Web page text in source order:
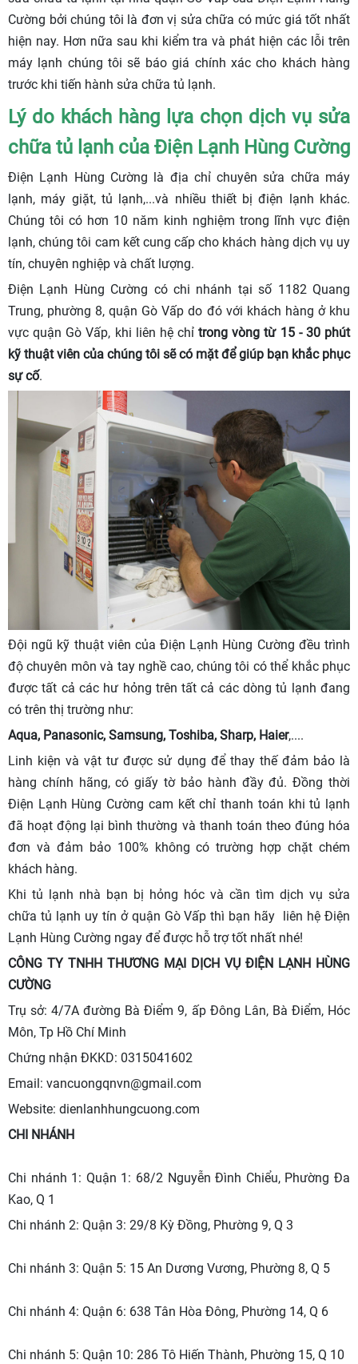
Cường bởi chúng tôi là đơn vị sửa chữa có mức giá tốt nhất
hiện nay. Hơn nữa sau khi kiểm tra và phát hiện các lỗi trên
máy lạnh chúng tôi sẽ báo giá chính xác cho khách hàng
trước khi tiến hành sửa chữa tủ lạnh.
Lý do khách hàng lựa chọn dịch vụ sửa
chữa tủ lạnh của Điện Lạnh Hùng Cường
Điện Lạnh Hùng Cường là địa chỉ chuyên sửa chữa máy
lạnh, máy giặt, tủ lạnh,...và nhiều thiết bị điện lạnh khác.
Chúng tôi có hơn 10 năm kinh nghiệm trong lĩnh vực điện
lạnh, chúng tôi cam kết cung cấp cho khách hàng dịch vụ uy
tín, chuyên nghiệp và chất lượng.
Điện Lạnh Hùng Cường có chi nhánh tại số 1182 Quang
Trung, phường 8, quận Gò Vấp do đó với khách hàng ở khu
vực quận Gò Vấp, khi liên hệ chỉtrong vòng từ 15 - 30 phút
kỹ thuật viên của chúng tôi sẽ có mặt để giúp bạn khắc phục
sự cố.
Đội ngũ kỹ thuật viên của Điện Lạnh Hùng Cường đều trình
độ chuyên môn và tay nghề cao, chúng tôi có thể khắc phục
được tất cả các hư hỏng trên tất cả các dòng tủ lạnh đang
có trên thị trường như:
Aqua, Panasonic, Samsung, Toshiba, Sharp, Haier,....
Linh kiện và vật tư được sử dụng để thay thế đảm bảo là
hàng chính hãng, có giấy tờ bảo hành đầy đủ. Đồng thời
Điện Lạnh Hùng Cường cam kết chỉ thanh toán khi tủ lạnh
đã hoạt động lại bình thường và thanh toán theo đúng hóa
đơn và đảm bảo 100% không có trường hợp chặt chém
khách hàng.
Khi tủ lạnh nhà bạn bị hỏng hóc và cần tìm dịch vụ sửa
chữa tủ lạnh uy tín ở quận Gò Vấp thì bạn hãy liên hệ Điện
Lạnh Hùng Cường ngay để được hỗ trợ tốt nhất nhé!
CÔNG TY TNHH THƯƠNG MẠI DỊCH VỤ ĐIỆN LẠNH HÙNG
CƯỜNG
Trụ sở: 4/7A đường Bà Điểm 9, ấp Đông Lân, Bà Điểm, Hóc
Môn, Tp Hồ Chí Minh
Chứng nhận ĐKKD: 0315041602
Email: vancuongqnvn@gmail.com
Website: dienlanhhungcuong.com
CHI NHÁNH
Chi nhánh 1: Quận 1: 68/2 Nguyễn Đình Chiểu, Phường Đa
Kao, Q 1
Chi nhánh 2: Quận 3: 29/8 Kỳ Đồng, Phường 9, Q 3
Chi nhánh 3: Quận 5: 15 An Dương Vương, Phường 8, Q 5
Chi nhánh 4: Quận 6: 638 Tân Hòa Đông, Phường 14, Q 6
Chi nhánh 5: Quận 10: 286 Tô Hiến Thành, Phường 15, Q 10